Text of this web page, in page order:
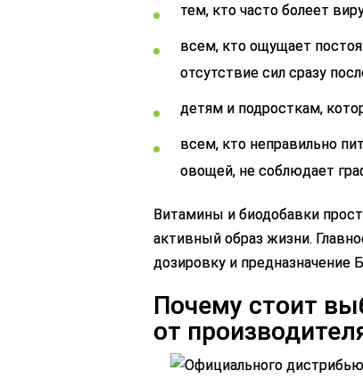
тем, кто часто болеет
всем, кто ощущает
отсутствие сил сразу
детям и подросткам,
всем, кто неправильно
овощей, не соблюдает
Витамины и биодобавки
активный образ жизни.
дозировку и предназначение
Почему стоит
от